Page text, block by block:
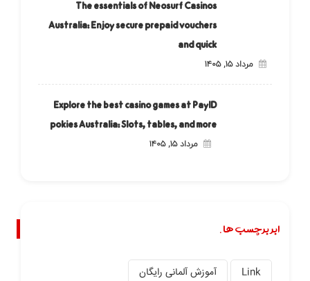
The essentials of Neosurf Casinos
Australia: Enjoy secure prepaid vouchers
and quick
مرداد ۱۵, ۱۴۰۵
Explore the best casino games at PayID
pokies Australia: Slots, tables, and more
مرداد ۱۵, ۱۴۰۵
ابر برچسب ها.
Link
آموزش آلمانی رایگان